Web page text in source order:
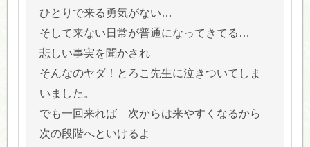
ひとりで来る勇気がない…
そして来ない日常が普通になってきてる…
悲しい事実を聞かされ
そんなのヤダ！とろこ先生に泣きついてしま
いました。
でも一回来れば 次からは来やすくなるから
次の段階へといけるよ